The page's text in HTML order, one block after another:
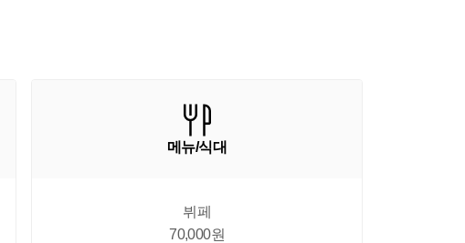
메뉴/식대
뷔페
70,000원